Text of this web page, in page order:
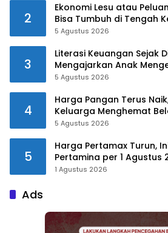
2
Ekonomi Lesu atau
Bisa Tumbuh di Tengah
5 Agustus 2026
3
Literasi Keuangan Sejak
Mengajarkan Anak
5 Agustus 2026
4
Harga Pangan Terus
Keluarga Menghemat
5 Agustus 2026
5
Harga Pertamax Turun,
Pertamina per 1 Agustus
1 Agustus 2026
Ads